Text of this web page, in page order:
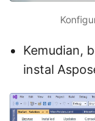
Kemudian,
instal